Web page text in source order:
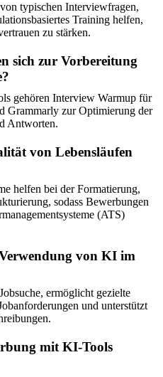
typischen Interviewfragen,
Training helfen,
zu stärken.
sich zur Vorbereitung
gehören Interview Warmup für
Grammarly zur Optimierung der
Antworten.
von Lebensläufen
helfen bei der Formatierung,
sodass Bewerbungen
(ATS)
von KI im
ermöglicht gezielte
und unterstützt
mit KI-Tools